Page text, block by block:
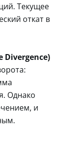
Текущее
откат в
Divergence)
Однако
и